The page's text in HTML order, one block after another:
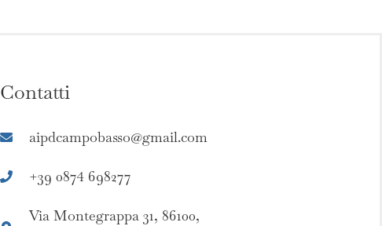
Contatti
aipdcampobasso@gmail.com
+39 0874 698277
Via Montegrappa 31, 86100,